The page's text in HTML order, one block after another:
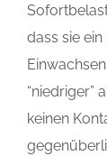
dass sie
“niedriger”
keinen